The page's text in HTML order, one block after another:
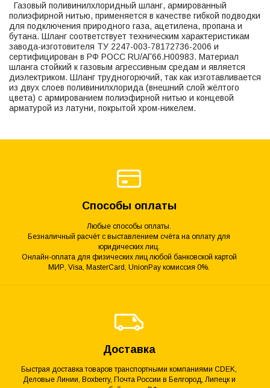
Газовый поливинилхлоридный шланг, армированный
полиэфирной нитью, применяется в качестве гибкой подводки
для подключения природного газа, ацетилена, пропана и
бутана. Шланг соответствует техническим характеристикам
завода-изготовителя ТУ 2247-003-78172736-2006 и
сертифицирован в РФ РОСС RU/АГ66.Н00983. Материал
шланга стойкий к газовым агрессивным средам и является
диэлектриком. Шланг трудногорючий, так как изготавливается
из двух слоев поливинилхлорида (внешний слой жёлтого
цвета) с армированием полиэфирной нитью и концевой
арматурой из латуни, покрытой хром-никелем.
Способы оплаты
Любые способы оплаты.
Безналичный расчёт с выставлением счёта на оплату для
юридических лиц.
Онлайн-оплата для физических лиц любой банковской картой
МИР, Visa, MasterCard, UnionPay комиссия 0%.
Доставка
Быстрая доставка товаров транспортными компаниями CDEK,
Деловые Линии, Boxberry, Почта России в Белгород, Липецк и